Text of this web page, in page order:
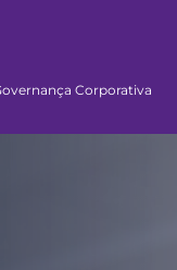
Corporativa